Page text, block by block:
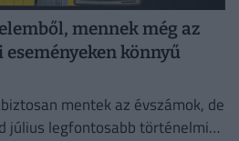
mennek még az
könnyű
mentek az évszámok, de
július legfontosabb történelmi